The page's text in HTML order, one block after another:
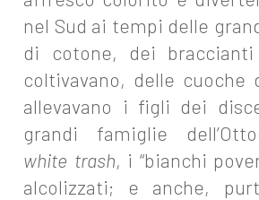
nel Sud ai tempi delle
di cotone, dei
coltivavano, delle cuoche
allevavano i figli dei
grandi famiglie
white trash, i “bianchi
alcolizzati; e anche,